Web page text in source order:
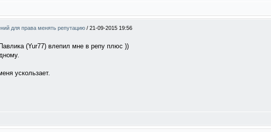
для права менять репутацию / 21-09-2015 19:56
(Yur77) влепил мне в репу плюс ))
ускользает.